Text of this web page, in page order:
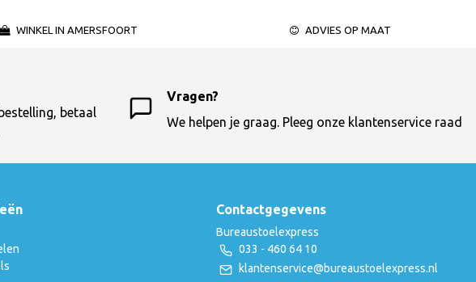
WINKEL IN AMERSFOORT ADVIES OP MAAT
betaal
Vragen?
We helpen je graag. Pleeg onze klantenservice raad
Contactgegevens
Bureaustoelexpress
033 - 460 64 10
klantenservice@bureaustoelexpress.nl